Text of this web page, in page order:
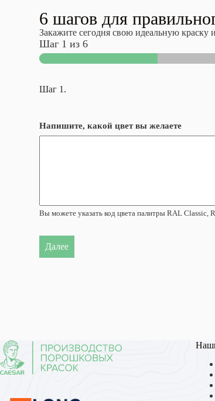
6 шагов для
Закажите сегодня свою идеальную краску
Шаг 1 из 6
Шаг 1.
Напишите, какой цвет вы желаете
Вы можете указать код цвета палитры RAL Classic,
Далее